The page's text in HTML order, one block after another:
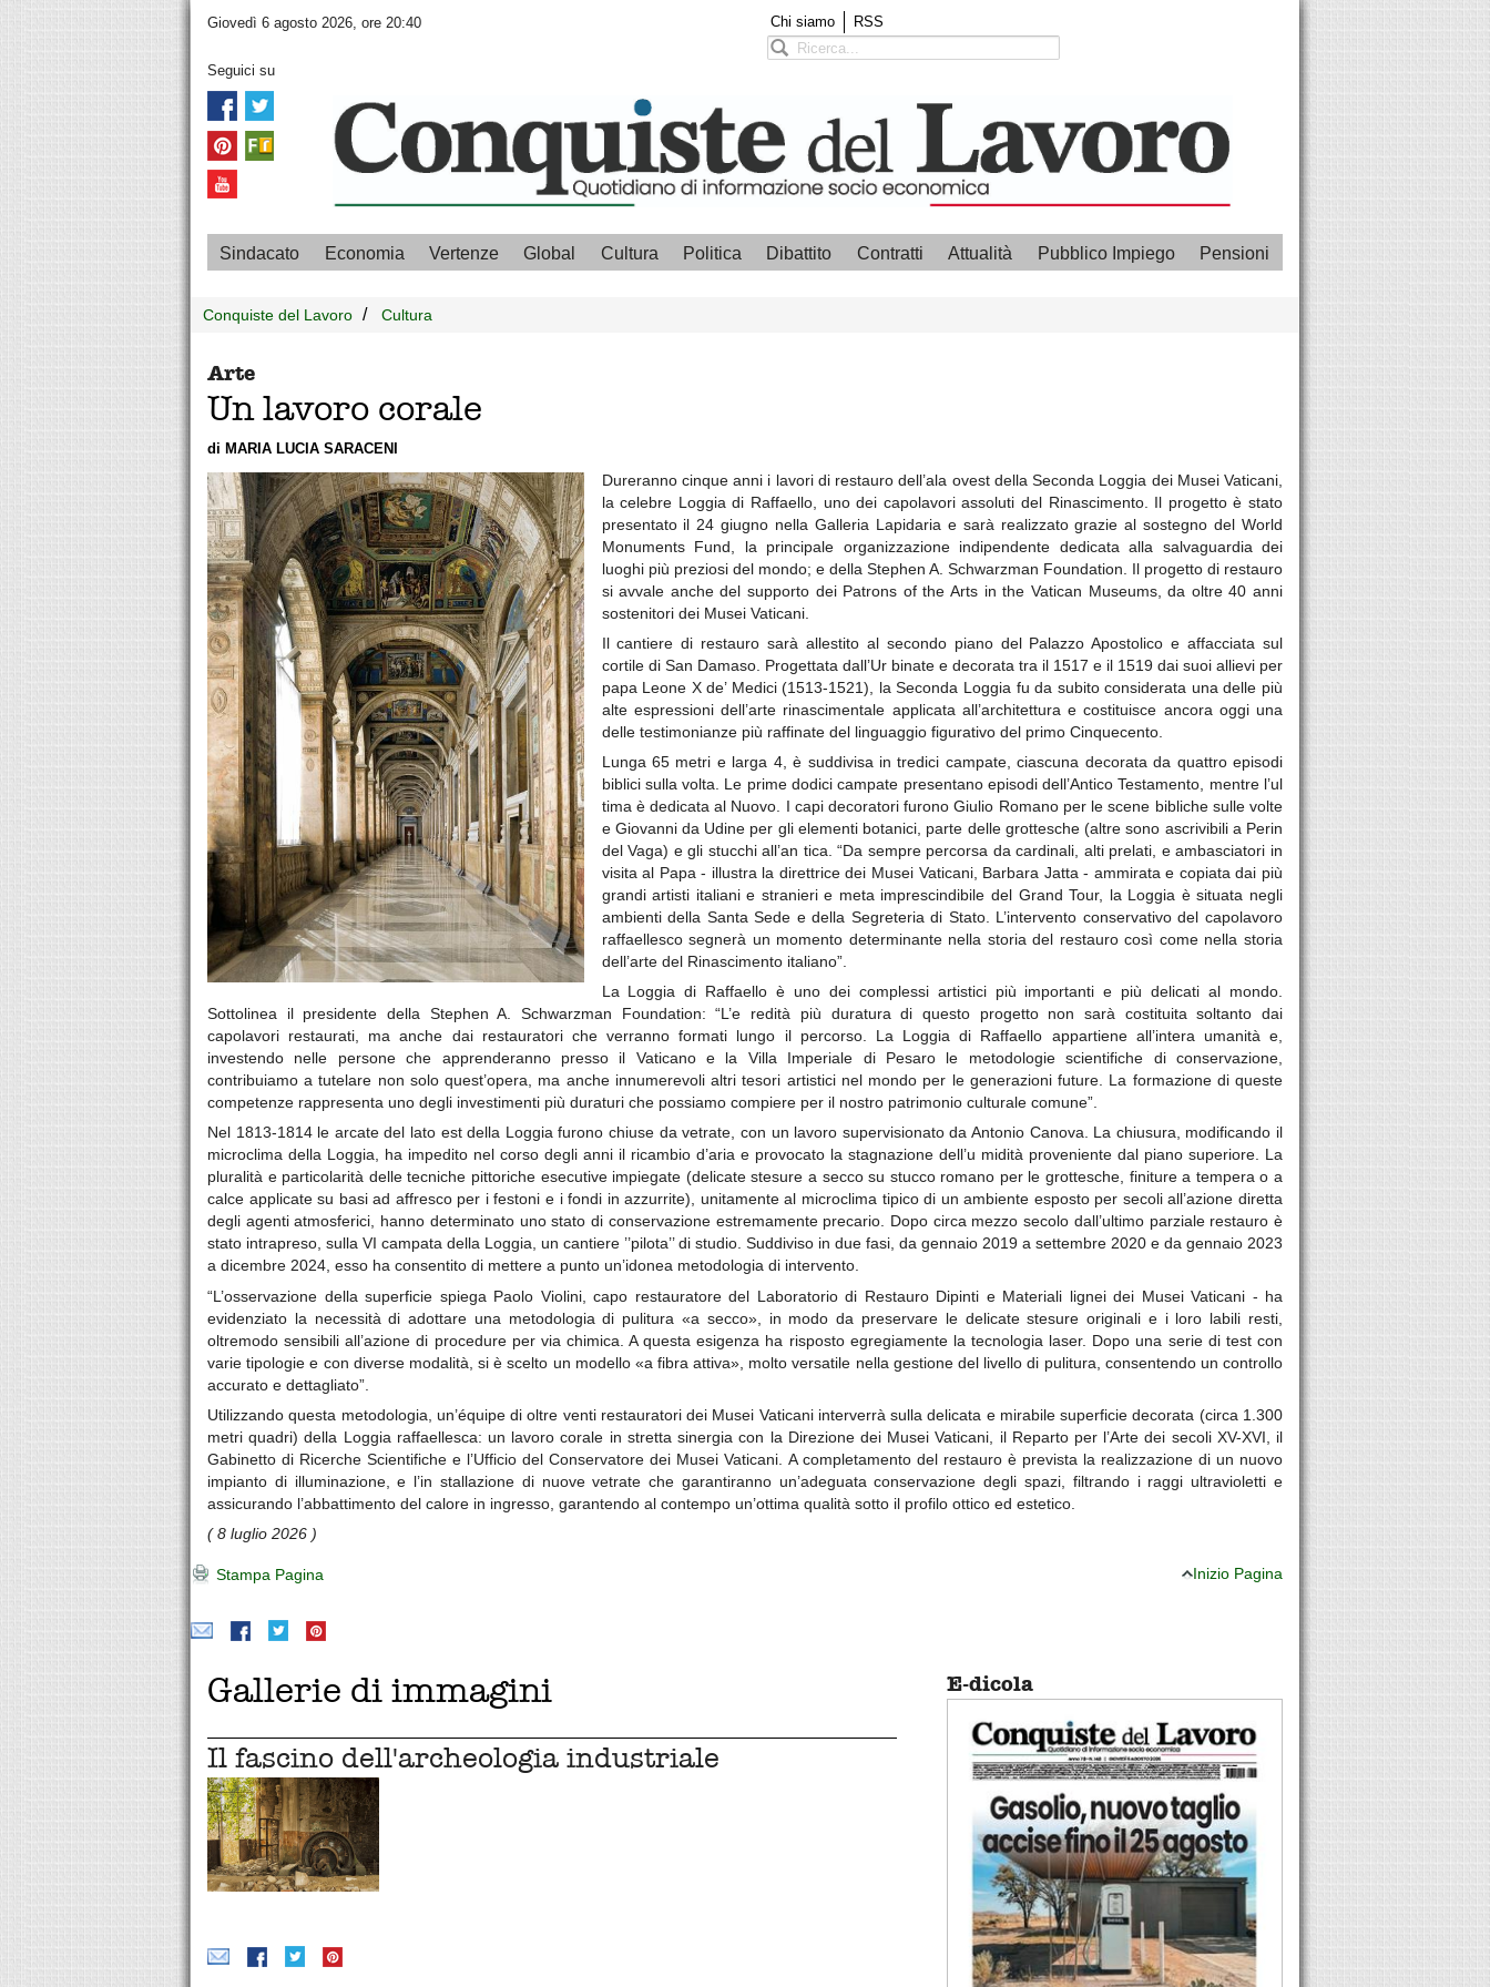
Giovedì 6 agosto 2026, ore 20:40 Chi siamo RSS
Seguici su
Sindacato Economia Vertenze Global Cultura Politica Dibattito Contratti Attualità Pubblico Impiego Pensioni
Conquiste del Lavoro Cultura
Arte
Un lavoro corale
di MARIA LUCIA SARACENI
Dureranno cinque anni i lavori di restauro dell’ala ovest della Seconda Loggia dei Musei Vaticani,
la celebre Loggia di Raffaello, uno dei capolavori assoluti del Rinascimento. Il progetto è stato
presentato il 24 giugno nella Galleria Lapidaria e sarà realizzato grazie al sostegno del World
Monuments Fund, la principale organizzazione indipendente dedicata alla salvaguardia dei
luoghi più preziosi del mondo; e della Stephen A. Schwarzman Foundation. Il progetto di restauro
si avvale anche del supporto dei Patrons of the Arts in the Vatican Museums, da oltre 40 anni
sostenitori dei Musei Vaticani.
Il cantiere di restauro sarà allestito al secondo piano del Palazzo Apostolico e affacciata sul
cortile di San Damaso. Progettata dall’Ur binate e decorata tra il 1517 e il 1519 dai suoi allievi per
papa Leone X de’ Medici (1513-1521), la Seconda Loggia fu da subito considerata una delle più
alte espressioni dell’arte rinascimentale applicata all’architettura e costituisce ancora oggi una
delle testimonianze più raffinate del linguaggio figurativo del primo Cinquecento.
Lunga 65 metri e larga 4, è suddivisa in tredici campate, ciascuna decorata da quattro episodi
biblici sulla volta. Le prime dodici campate presentano episodi dell’Antico Testamento, mentre l’ul
tima è dedicata al Nuovo. I capi decoratori furono Giulio Romano per le scene bibliche sulle volte
e Giovanni da Udine per gli elementi botanici, parte delle grottesche (altre sono ascrivibili a Perin
del Vaga) e gli stucchi all’an tica. “Da sempre percorsa da cardinali, alti prelati, e ambasciatori in
visita al Papa - illustra la direttrice dei Musei Vaticani, Barbara Jatta - ammirata e copiata dai più
grandi artisti italiani e stranieri e meta imprescindibile del Grand Tour, la Loggia è situata negli
ambienti della Santa Sede e della Segreteria di Stato. L’intervento conservativo del capolavoro
raffaellesco segnerà un momento determinante nella storia del restauro così come nella storia
dell’arte del Rinascimento italiano”.
La Loggia di Raffaello è uno dei complessi artistici più importanti e più delicati al mondo.
Sottolinea il presidente della Stephen A. Schwarzman Foundation: “L’e redità più duratura di questo progetto non sarà costituita soltanto dai
capolavori restaurati, ma anche dai restauratori che verranno formati lungo il percorso. La Loggia di Raffaello appartiene all’intera umanità e,
investendo nelle persone che apprenderanno presso il Vaticano e la Villa Imperiale di Pesaro le metodologie scientifiche di conservazione,
contribuiamo a tutelare non solo quest’opera, ma anche innumerevoli altri tesori artistici nel mondo per le generazioni future. La formazione di queste
competenze rappresenta uno degli investimenti più duraturi che possiamo compiere per il nostro patrimonio culturale comune”.
Nel 1813-1814 le arcate del lato est della Loggia furono chiuse da vetrate, con un lavoro supervisionato da Antonio Canova. La chiusura, modificando il
microclima della Loggia, ha impedito nel corso degli anni il ricambio d’aria e provocato la stagnazione dell’u midità proveniente dal piano superiore. La
pluralità e particolarità delle tecniche pittoriche esecutive impiegate (delicate stesure a secco su stucco romano per le grottesche, finiture a tempera o a
calce applicate su basi ad affresco per i festoni e i fondi in azzurrite), unitamente al microclima tipico di un ambiente esposto per secoli all’azione diretta
degli agenti atmosferici, hanno determinato uno stato di conservazione estremamente precario. Dopo circa mezzo secolo dall’ultimo parziale restauro è
stato intrapreso, sulla VI campata della Loggia, un cantiere ’’pilota’’ di studio. Suddiviso in due fasi, da gennaio 2019 a settembre 2020 e da gennaio 2023
a dicembre 2024, esso ha consentito di mettere a punto un’idonea metodologia di intervento.
“L’osservazione della superficie spiega Paolo Violini, capo restauratore del Laboratorio di Restauro Dipinti e Materiali lignei dei Musei Vaticani - ha
evidenziato la necessità di adottare una metodologia di pulitura «a secco», in modo da preservare le delicate stesure originali e i loro labili resti,
oltremodo sensibili all’azione di procedure per via chimica. A questa esigenza ha risposto egregiamente la tecnologia laser. Dopo una serie di test con
varie tipologie e con diverse modalità, si è scelto un modello «a fibra attiva», molto versatile nella gestione del livello di pulitura, consentendo un controllo
accurato e dettagliato”.
Utilizzando questa metodologia, un’équipe di oltre venti restauratori dei Musei Vaticani interverrà sulla delicata e mirabile superficie decorata (circa 1.300
metri quadri) della Loggia raffaellesca: un lavoro corale in stretta sinergia con la Direzione dei Musei Vaticani, il Reparto per l’Arte dei secoli XV-XVI, il
Gabinetto di Ricerche Scientifiche e l’Ufficio del Conservatore dei Musei Vaticani. A completamento del restauro è prevista la realizzazione di un nuovo
impianto di illuminazione, e l’in stallazione di nuove vetrate che garantiranno un’adeguata conservazione degli spazi, filtrando i raggi ultravioletti e
assicurando l’abbattimento del calore in ingresso, garantendo al contempo un’ottima qualità sotto il profilo ottico ed estetico.
( 8 luglio 2026 )
Stampa Pagina Inizio Pagina
Gallerie di immagini
Il fascino dell'archeologia industriale
E-dicola